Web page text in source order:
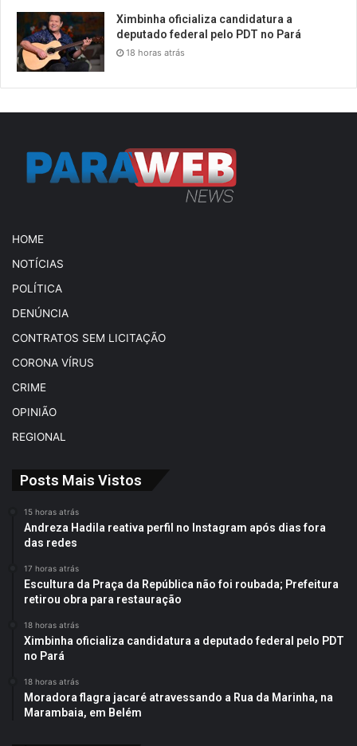
Ximbinha oficializa candidatura a
deputado federal pelo PDT no Pará
18 horas atrás
HOME
NOTÍCIAS
POLÍTICA
DENÚNCIA
CONTRATOS SEM LICITAÇÃO
CORONA VÍRUS
CRIME
OPINIÃO
REGIONAL
Posts Mais Vistos
15 horas atrás
Andreza Hadila reativa perfil no Instagram após dias fora
das redes
17 horas atrás
Escultura da Praça da República não foi roubada; Prefeitura
retirou obra para restauração
18 horas atrás
Ximbinha oficializa candidatura a deputado federal pelo PDT
no Pará
18 horas atrás
Moradora flagra jacaré atravessando a Rua da Marinha, na
Marambaia, em Belém